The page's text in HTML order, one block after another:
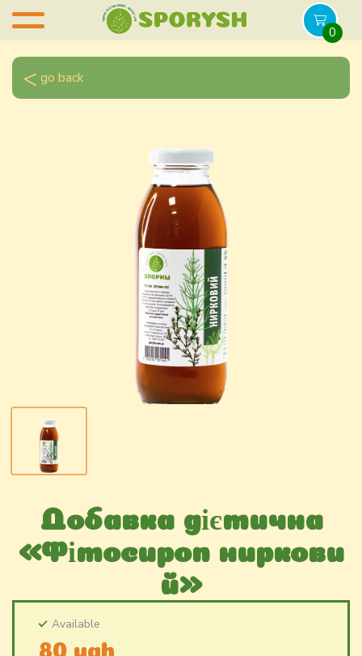
0
go back
Добавка дієтична
«Фітосироп ниркови
й»
Available
80 uah